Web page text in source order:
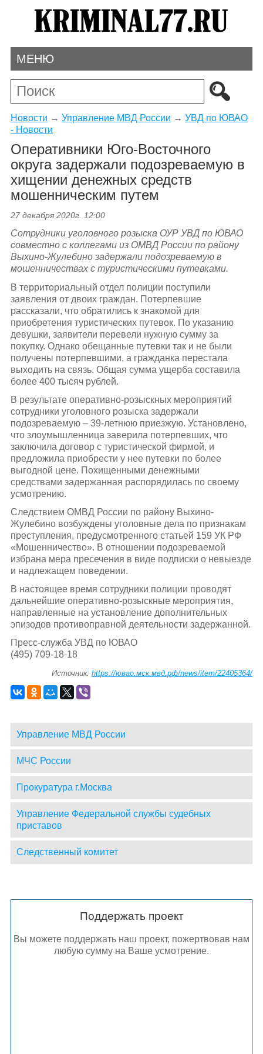
МЕНЮ
Новости → Управление МВД России → УВД по ЮВАО
- Новости
Оперативники Юго-Восточного
округа задержали подозреваемую в
хищении денежных средств
мошенническим путем
27 декабря 2020г. 12:00
Сотрудники уголовного розыска ОУР УВД по ЮВАО
совместно с коллегами из ОМВД России по району
Выхино-Жулебино задержали подозреваемую в
мошенничествах с туристическими путевками.
В территориальный отдел полиции поступили
заявления от двоих граждан. Потерпевшие
рассказали, что обратились к знакомой для
приобретения туристических путевок. По указанию
девушки, заявители перевели нужную сумму за
покупку. Однако обещанные путевки так и не были
получены потерпевшими, а гражданка перестала
выходить на связь. Общая сумма ущерба составила
более 400 тысяч рублей.
В результате оперативно-розыскных мероприятий
сотрудники уголовного розыска задержали
подозреваемую – 39-летнюю приезжую. Установлено,
что злоумышленница заверила потерпевших, что
заключила договор с туристической фирмой, и
предложила приобрести у нее путевки по более
выгодной цене. Похищенными денежными
средствами задержанная распорядилась по своему
усмотрению.
Следствием ОМВД России по району Выхино-
Жулебино возбуждены уголовные дела по признакам
преступления, предусмотренного статьей 159 УК РФ
«Мошенничество». В отношении подозреваемой
избрана мера пресечения в виде подписки о невыезде
и надлежащем поведении.
В настоящее время сотрудники полиции проводят
дальнейшие оперативно-розыскные мероприятия,
направленные на установление дополнительных
эпизодов противоправной деятельности задержанной.
Пресс-служба УВД по ЮВАО
(495) 709-18-18
Источник:https://ювао.мск.мвд.рф/news/item/22405364/
Управление МВД России
МЧС России
Прокуратура г.Москва
Управление Федеральной службы судебных
приставов
Следственный комитет
Поддержать проект
Вы можете поддержать наш проект, пожертвовав нам
любую сумму на Ваше усмотрение.